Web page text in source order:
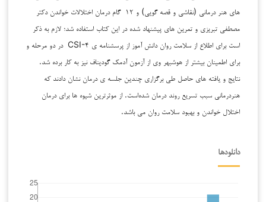
های هنر درمانی (نقاشی و قصه گویی) و ۱۲ گام درمان اختلالات خواندن دکتر
مصطفی تبریزی و تمرین های پیشنهاد شده در این کتاب استفاده شد؛ لازم به ذکر
است برای اطلاع از سلامت روان دانش آموز از پرسشنامه ی CSI-۴ در دو مرحله و
برای اطمینان بیشتر از هوشبهر وی از آزمون آدمک گودیناف نیز به کار برده شد.
نتایج و یافته های حاصل طی برگزاری چندین جلسه ی درمان نشان دادند که
هنردرمانی سبب تسریع روند درمان شده‌است. از موثرترین شیوه ها برای درمان
اختلال خواندن و بهبود سلامت روان می باشد.
دانلودها